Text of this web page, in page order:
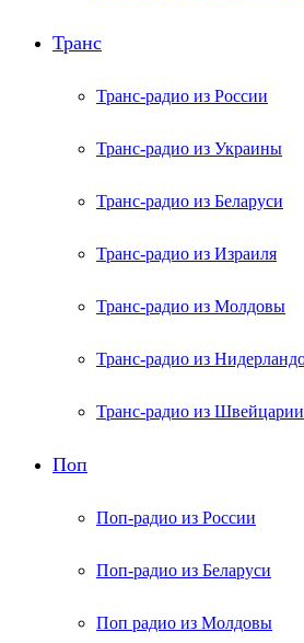
Транс
Транс-радио из России
Транс-радио из Украины
Транс-радио из Беларуси
Транс-радио из Израиля
Транс-радио из Молдовы
Транс-радио из
Транс-радио из Швейцарии
Поп
Поп-радио из России
Поп-радио из Беларуси
Поп радио из Молдовы